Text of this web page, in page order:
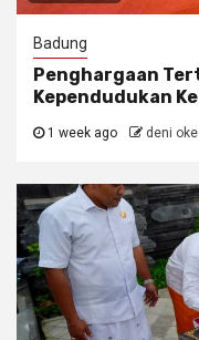
Badung
Penghargaan
Kependudukan
1 week ago deni oke